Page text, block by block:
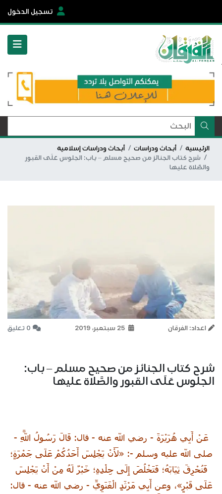
تسجيل الدخول
الرئيسية أبحاث ودراسات
أبحاث ودراسات إسلامية
شرح كتاب الجنائز من صحيح مسلم – باب: الجلوس عَلَى القبور
والصَّلاة عليها
اعداد: الفرقان 0 تعليق
شرح كتاب الجنائز من صحيح مسلم – باب:
الجلوس عَلَى القبور والصَّلاة عليها
عَنْ أَبِي هُرَيْرَةَ - رضي الله عنه - قال: قَالَ رَسُولُ اللَّهِ -
صلى الله عليه وسلم -: «لَأَنْ يَجْلِسَ أَحَدُكُمْ عَلَى جَمْرَةٍ؛
فَتُحْرِقَ ثِيَابَهُ؛ فَتَخْلُصَ إِلَى جِلْدِهِ؛ خَيْرٌ لَهُ مِنْ أَنْ يَجْلِسَ
عَلَى قَبْرٍ»، وعن أَبِي مَرْثَدٍ الْغَنَوِيِّ - رضي الله عنه - قال: